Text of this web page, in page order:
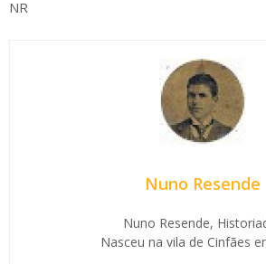
NR
Nuno Resende
Nuno Resende,
Nasceu na vila de Cinfães